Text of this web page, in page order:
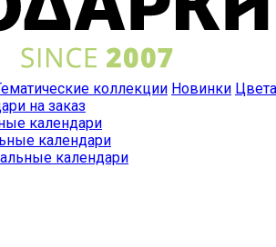
коллекции Новинки Цвета
на заказ
календари
календари
календари